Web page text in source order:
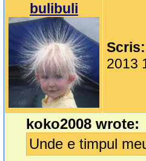
bulibuli
Scris:
2013
koko2008 wrote:
Unde e timpul